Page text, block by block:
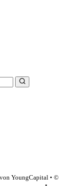
YoungCapital • ©